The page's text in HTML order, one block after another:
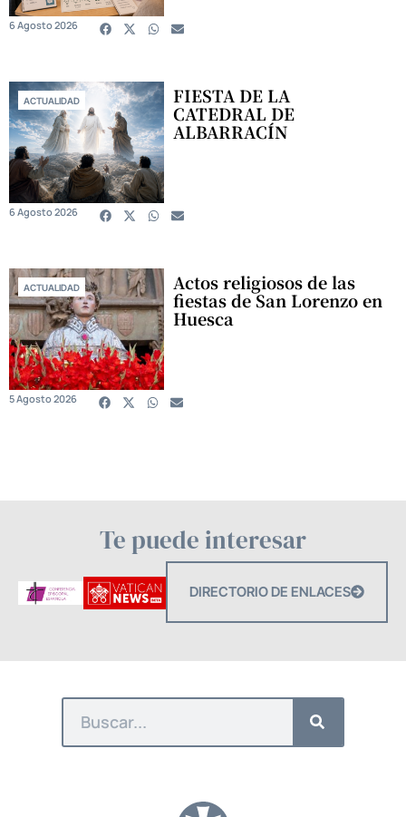
6 Agosto 2026
ACTUALIDAD FIESTA DE LA
CATEDRAL DE
ALBARRACÍN
6 Agosto 2026
ACTUALIDAD Actos religiosos de las
fiestas de San Lorenzo en
Huesca
5 Agosto 2026
Te puede interesar
DIRECTORIO DE ENLACES